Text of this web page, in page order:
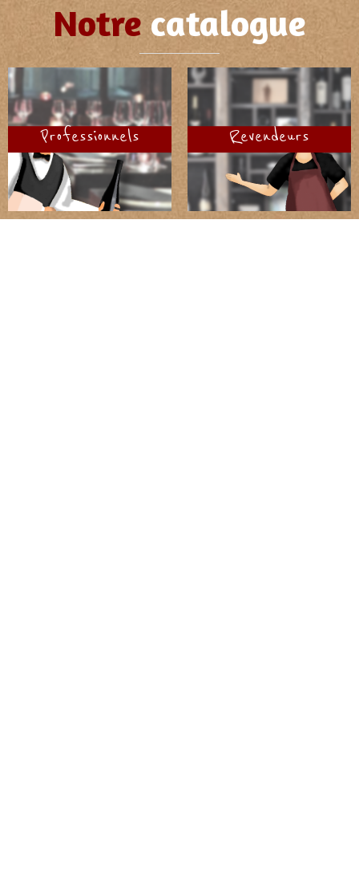
Notre catalogue
Professionnels Revendeurs